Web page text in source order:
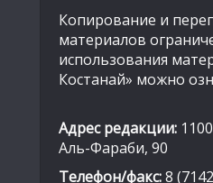
Копирование и
материалов
использования
Костанай» можно
Адрес редакции:
Аль-Фараби, 90
Телефон/факс:8